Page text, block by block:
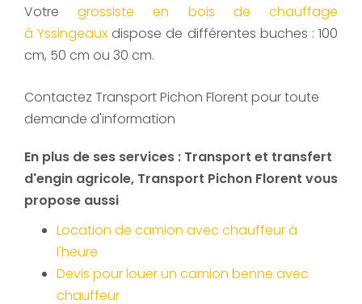
Votregrossiste en bois de chauffage
à Yssingeaux dispose de différentes buches : 100
cm, 50 cm ou 30 cm.
Contactez Transport Pichon Florent pour toute
demande d'information
En plus de ses services : Transport et transfert
d'engin agricole, Transport Pichon Florent vous
propose aussi
Location de camion avec chauffeur à
l'heure
Devis pour louer un camion benne avec
chauffeur